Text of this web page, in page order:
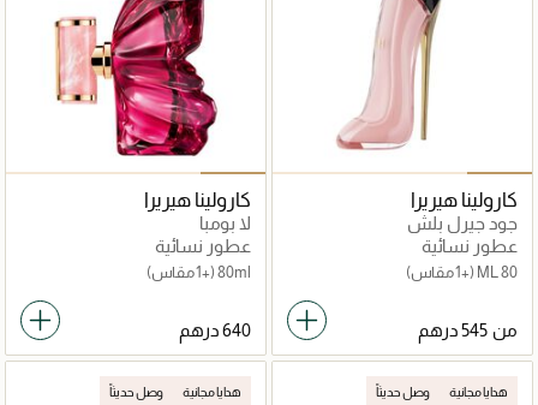
كارولينا هيريرا
جود جيرل بلش
عطور نسائية
80 ML (+1 مقاس)
من
كارولينا هيريرا
لا بومبا
عطور نسائية
80ml (+1 مقاس)
هدايا مجانية وصل حديثاً هدايا مجانية وصل حديثاً